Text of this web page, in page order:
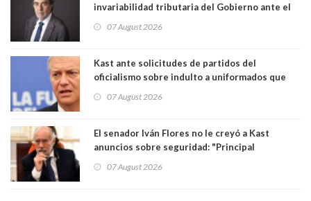
invariabilidad tributaria del Gobierno ante el
democracia” y "defendemos la alternancia en el
07 August 2026
Kast ante solicitudes de partidos del
oficialismo sobre indulto a uniformados que
07 August 2026
El senador Iván Flores no le creyó a Kast
anuncios sobre seguridad: "Principal
perseguir ruta del dinero y levantar secreto
07 August 2026